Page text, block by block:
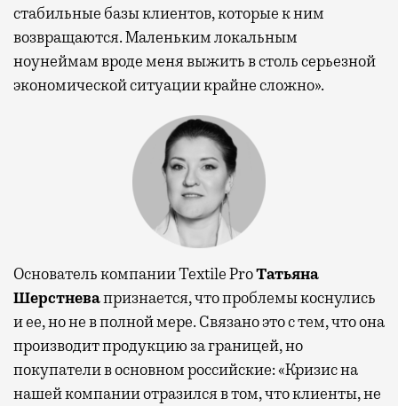
стабильные базы клиентов, которые к ним
возвращаются. Маленьким локальным
ноунеймам вроде меня выжить в столь серьезной
экономической ситуации крайне сложно».
Основатель компании Textile ProТатьяна
Шерстневапризнается, что проблемы коснулись
и ее, но не в полной мере. Связано это с тем, что она
производит продукцию за границей, но
покупатели в основном российские: «Кризис на
нашей компании отразился в том, что клиенты, не